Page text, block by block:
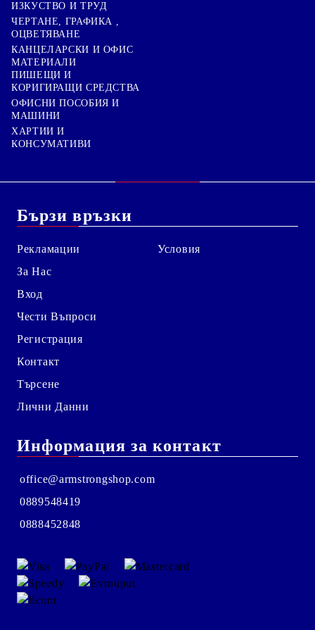
ИЗКУСТВО И ТРУД
ЧЕРТАНЕ, ГРАФИКА ,
ОЦВЕТЯВАНЕ
КАНЦЕЛАРСКИ И ОФИС
МАТЕРИАЛИ
ПИШЕЩИ И
КОРИГИРАЩИ СРЕДСТВА
ОФИСНИ ПОСОБИЯ И
МАШИНИ
ХАРТИИ И
КОНСУМАТИВИ
Бързи връзки
Рекламации
За Нас
Вход
Чести Въпроси
Регистрация
Контакт
Търсене
Лични Данни
Условия
Информация за контакт
office@armstrongshop.com
0889548419
0888452848